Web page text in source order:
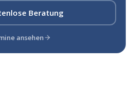
Beratung
ansehen